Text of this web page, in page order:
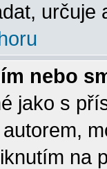
určuje
nebo
jako s
na